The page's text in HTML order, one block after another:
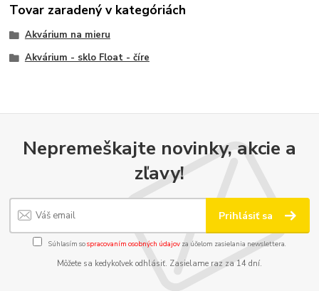
Tovar zaradený v kategóriách
Akvárium na mieru
Akvárium - sklo Float - číre
Nepremeškajte novinky, akcie a
zľavy!
Prihlásiť sa
Súhlasím sospracovaním osobných údajov za účelom zasielania newslettera.
Môžete sa kedykoľvek odhlásiť. Zasielame raz za 14 dní.